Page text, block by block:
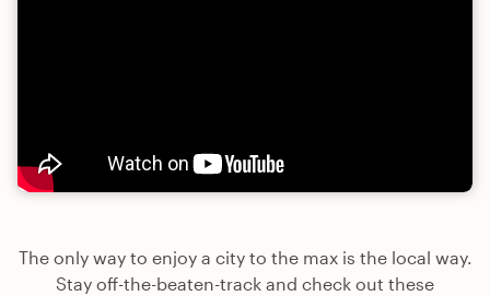
The only way to enjoy a city to the max is the local way.
Stay off-the-beaten-track and check out these